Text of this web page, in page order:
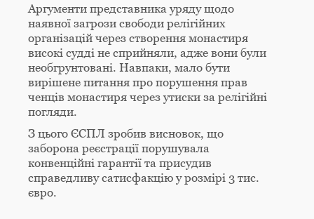
Аргументи представника уряду щодо
наявної загрози свободи релігійних
організацій через створення монастиря
високі судді не сприйняли, адже вони були
необгрунтовані. Навпаки, мало бути
вирішене питання про порушення прав
ченців монастиря через утиски за релігійні
погляди.
З цього ЄСПЛ зробив висновок, що
заборона реєстрації порушувала
конвенційні гарантії та присудив
справедливу сатисфакцію у розмірі 3 тис.
євро.